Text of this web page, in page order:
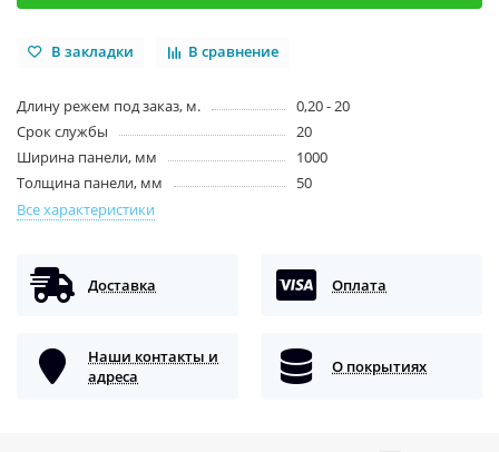
В закладки В сравнение
Длину режем под заказ, м.
0,20 - 20
Срок службы
20
Ширина панели, мм
1000
Толщина панели, мм
50
Все характеристики
Доставка Оплата
Наши контакты и
адреса
О покрытиях